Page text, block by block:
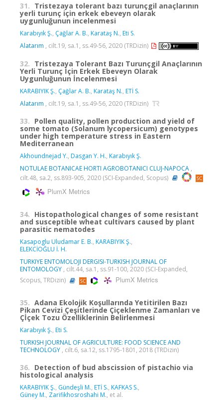
31. Tristezaya tolerant bazı turunçgil anaçlarının
yerli turunç için erkek ebeveyn olarak
uygunluğunun incelenmesi
Karabıyık Ş., Çağlar A. B., Karataş N., Eti S.
Alatarım , cilt.19, sa.1, ss.49-56, 2020 (TRDizin)
32. Tristezaya Tolerant Bazı Turunçgil Anaçlarının
Yerli Turunç İçin Erkek Ebeveyn Olarak
Uygunluğunun İncelenmesi
KARABIYIK Ş., Çağlar A. B., Karataş N., ETİ S.
Alatarım , cilt.19, sa.1, ss.49-56, 2020 (TRDizin)
33. Pollen quality, pollen production and yield of
some tomato (Solanum lycopersicum) genotypes
under high temperature stress in Eastern
Mediterranean
Akhoundnejad Y., Dasgan Y. H., Karabıyık Ş.
NOTULAE BOTANICAE HORTI AGROBOTANICI CLUJ-NAPOCA ,
cilt.48, sa.2, ss.893-905, 2020 (SCI-Expanded, Scopus)
PlumX Metrics
34. Histopathological changes of some resistant
and susceptible wheat cultivars caused by plant
parasitic nematodes
Kasapoglu Uludamar E. B., KARABIYIK Ş.,
ELEKCİOĞLU İ. H.
TURKIYE ENTOMOLOJI DERGISI-TURKISH JOURNAL OF
ENTOMOLOGY , cilt.44, sa.1, ss.91-100, 2020 (SCI-Expanded,
Scopus, TRDizin)
PlumX Metrics
35. Adana Ekolojik Koşullarında Yetitirilen Bazı
Pikan Cevizi Çeşitlerinde Çiçeklenme Zamanları ve
Çİçek Tozu Özelliklerinin Belirlenmesi
Karabıyık Ş., Eti S.
TURKISH JOURNAL OF AGRICULTURE: FOOD SCIENCE AND
TECHNOLOGY , cilt.6, sa.12, ss.1795-1801, 2018 (TRDizin)
36. Detection of bud abscission of pistachio via
histological analysis
KARABIYIK Ş., Gündeşli M., ETİ S., KAFKAS S.,
Güney M., Zarifikhosroshahi M., et al.